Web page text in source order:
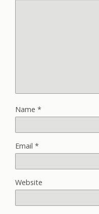
Name *
Email *
Website